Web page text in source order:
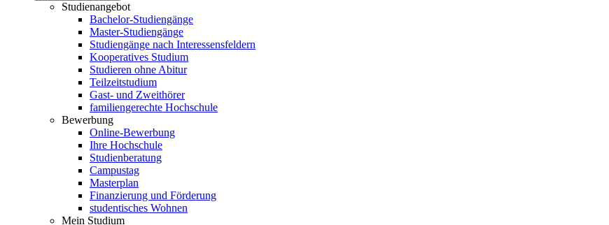
Studienangebot
Bachelor-Studiengänge
Master-Studiengänge
Studiengänge nach Interessensfeldern
Kooperatives Studium
Studieren ohne Abitur
Teilzeitstudium
Gast- und Zweithörer
familiengerechte Hochschule
Bewerbung
Online-Bewerbung
Ihre Hochschule
Studienberatung
Campustag
Masterplan
Finanzierung und Förderung
studentisches Wohnen
Mein Studium